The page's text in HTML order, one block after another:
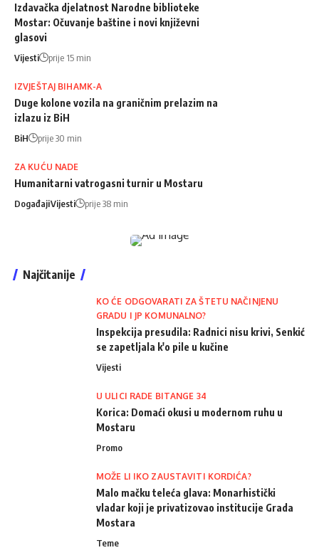
Izdavačka djelatnost Narodne biblioteke
Mostar: Očuvanje baštine i novi književni
glasovi
Vijesti prije 15 min
IZVJEŠTAJ BIHAMK-A
Duge kolone vozila na graničnim prelazim na
izlazu iz BiH
BiH prije 30 min
ZA KUĆU NADE
Humanitarni vatrogasni turnir u Mostaru
DogađajiVijesti prije 38 min
Najčitanije
KO ĆE ODGOVARATI ZA ŠTETU NAČINJENU
GRADU I JP KOMUNALNO?
Inspekcija presudila: Radnici nisu krivi, Senkić
se zapetljala k'o pile u kučine
Vijesti
U ULICI RADE BITANGE 34
Korica: Domaći okusi u modernom ruhu u
Mostaru
Promo
MOŽE LI IKO ZAUSTAVITI KORDIĆA?
Malo mačku teleća glava: Monarhistički
vladar koji je privatizovao institucije Grada
Mostara
Teme